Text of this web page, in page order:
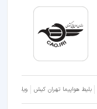
بلیط هواپیما تهران کیش ویلا شمال